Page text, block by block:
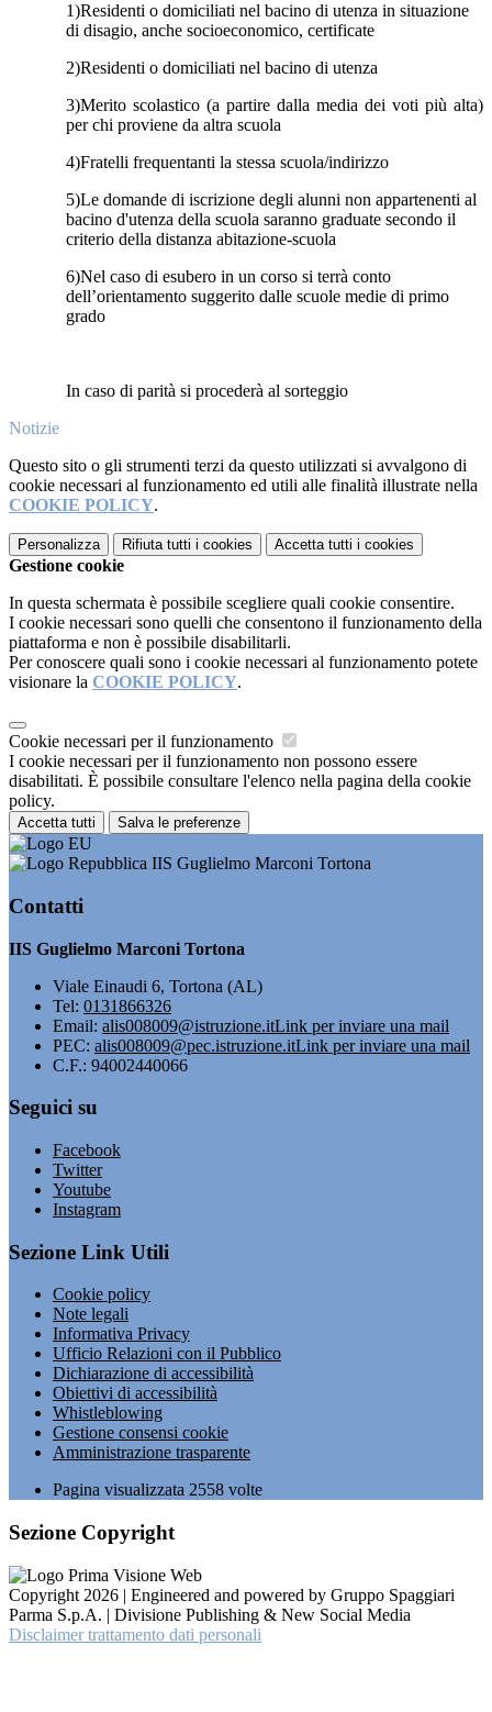
1)Residenti o domiciliati nel bacino di utenza in situazione
di disagio, anche socioeconomico, certificate
2)Residenti o domiciliati nel bacino di utenza
3)Merito scolastico (a partire dalla media dei voti più alta)
per chi proviene da altra scuola
4)Fratelli frequentanti la stessa scuola/indirizzo
5)Le domande di iscrizione degli alunni non appartenenti al
bacino d'utenza della scuola saranno graduate secondo il
criterio della distanza abitazione-scuola
6)Nel caso di esubero in un corso si terrà conto
dell’orientamento suggerito dalle scuole medie di primo
grado
In caso di parità si procederà al sorteggio
Notizie
Questo sito o gli strumenti terzi da questo utilizzati si avvalgono di
cookie necessari al funzionamento ed utili alle finalità illustrate nella
COOKIE POLICY.
Personalizza Rifiuta tutti i cookies Accetta tutti i cookies
Gestione cookie
In questa schermata è possibile scegliere quali cookie consentire.
I cookie necessari sono quelli che consentono il funzionamento della
piattaforma e non è possibile disabilitarli.
Per conoscere quali sono i cookie necessari al funzionamento potete
visionare la COOKIE POLICY.
Cookie necessari per il funzionamento
I cookie necessari per il funzionamento non possono essere
disabilitati. È possibile consultare l'elenco nella pagina della cookie
policy.
Accetta tutti Salva le preferenze
IIS Guglielmo Marconi Tortona
Contatti
IIS Guglielmo Marconi Tortona
Viale Einaudi 6, Tortona (AL)
Tel: 0131866326
Email: alis008009@istruzione.itLink per inviare una mail
PEC: alis008009@pec.istruzione.itLink per inviare una mail
C.F.: 94002440066
Seguici su
Facebook
Twitter
Youtube
Instagram
Sezione Link Utili
Cookie policy
Note legali
Informativa Privacy
Ufficio Relazioni con il Pubblico
Dichiarazione di accessibilità
Obiettivi di accessibilità
Whistleblowing
Gestione consensi cookie
Amministrazione trasparente
Pagina visualizzata 2558 volte
Sezione Copyright
Copyright 2026 | Engineered and powered by Gruppo Spaggiari
Parma S.p.A. | Divisione Publishing & New Social Media
Disclaimer trattamento dati personali